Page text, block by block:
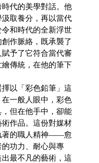
代的美學對話。他
取養分，再以當代
和時代的全新浮世
作脈絡，既承襲了
予了它符合當代審
傳統，在他的筆下
以「彩色鉛筆」這
一般人眼中，彩色
但在他手中，卻能
作品。這份對媒材
著的職人精神——愈
功力、耐心與專
最不凡的藝術，這